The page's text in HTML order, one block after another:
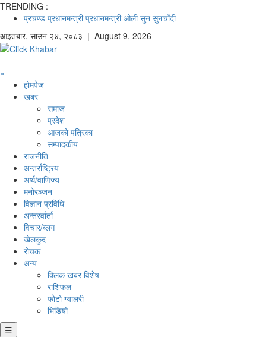
TRENDING :
प्रचण्ड प्रधानमन्त्री प्रधानमन्त्री ओली सुन सुनचाँदी
आइतबार, साउन २४, २०८३ | August 9, 2026
×
होमपेज
खबर
समाज
प्रदेश
आजको पत्रिका
सम्पादकीय
राजनीति
अन्तर्राष्ट्रिय
अर्थ/वाणिज्य
मनाेरञ्जन
विज्ञान प्रविधि
अन्तरर्वार्ता
विचार/ब्लग
खेलकुद
रोचक
अन्य
क्लिक खबर विशेष
राशिफल
फोटो ग्यालरी
भिडियो
☰